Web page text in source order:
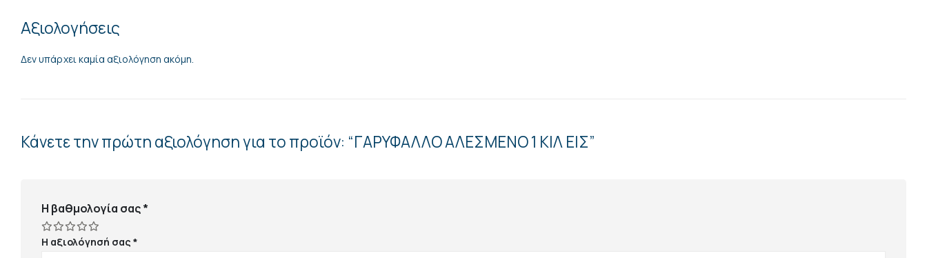
Αξιολογήσεις
Δεν υπάρχει καμία αξιολόγηση ακόμη.
Κάνετε την πρώτη αξιολόγηση για το προϊόν: “ΓΑΡΥΦΑΛΛΟ ΑΛΕΣΜΕΝΟ 1 ΚΙΛ ΕΙΣ”
Η βαθμολογία σας*
Η αξιολόγησή σας*